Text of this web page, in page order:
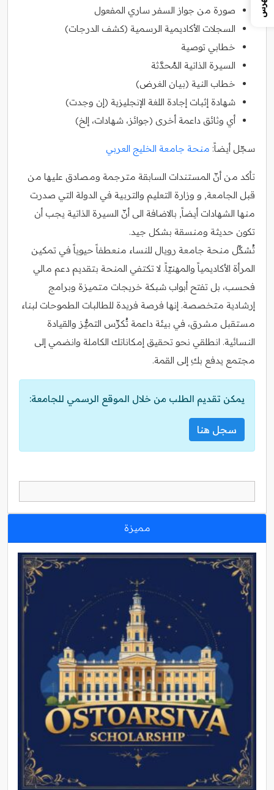
صورة من جواز السفر ساري المفعول
السجلات الأكاديمية الرسمية (كشف الدرجات)
خطابي توصية
السيرة الذاتية المُحدَّثة
خطاب النية (بيان الغرض)
شهادة إثبات إجادة اللغة الإنجليزية (إن وجدت)
أي وثائق داعمة أخرى (جوائز، شهادات، إلخ)
سجّل أيضاً: منحة جامعة الخليج العربي
تأكد من أنّ المستندات السابقة مترجمة ومصادق عليها من
قبل الجامعة, و وزارة التعليم والتربية في الدولة التي صدرت
منها الشهادات أيضاً, بالاضافة الى أنّ السيرة الذاتية يجب أن
تكون حديثة ومنسقة بشكل جيد.
تُشكِّل منحة جامعة رويال للنساء منعطفاً حيوياً في تمكين
المرأة الأكاديمياً والمهنيّاً. لا تكتفي المنحة بتقديم دعم مالي
فحسب، بل تفتح أبواب شبكة خريجات متميزة وبرامج
إرشادية متخصصة. إنها فرصة فريدة للطالبات الطموحات لبناء
مستقبل مشرق، في بيئة داعمة تُكرِّس التميُّز والقيادة
النسائية. انطلقي نحو تحقيق إمكاناتك الكاملة وانضمي إلى
مجتمع يدفع بكِ إلى القمة.
يمكن تقديم الطلب من خلال الموقع الرسمي للجامعة:
سجل هنا
مميزة